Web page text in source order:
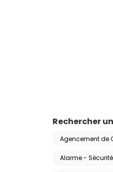
Rechercher
Agencement de
Alarme -